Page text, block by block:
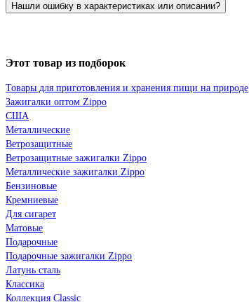
Нашли ошибку в характеристиках или описании?
Этот товар из подборок
Товары для приготовления и хранения пищи на природе
Зажигалки оптом Zippo
США
Металлические
Ветрозащитные
Ветрозащитные зажигалки Zippo
Металлические зажигалки Zippo
Бензиновые
Кремниевые
Для сигарет
Матовые
Подарочные
Подарочные зажигалки Zippo
Латунь сталь
Классика
Коллекция Classic